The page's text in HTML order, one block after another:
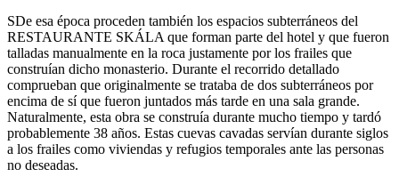
SDe esa época proceden también los espacios subterráneos del
RESTAURANTE SKÁLA que forman parte del hotel y que fueron
talladas manualmente en la roca justamente por los frailes que
construían dicho monasterio. Durante el recorrido detallado
comprueban que originalmente se trataba de dos subterráneos por
encima de sí que fueron juntados más tarde en una sala grande.
Naturalmente, esta obra se construía durante mucho tiempo y tardó
probablemente 38 años. Estas cuevas cavadas servían durante siglos
a los frailes como viviendas y refugios temporales ante las personas
no deseadas.